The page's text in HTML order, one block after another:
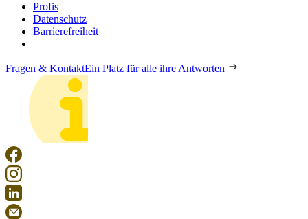
Profis
Datenschutz
Barrierefreiheit
Fragen & KontaktEin Platz für alle ihre Antworten